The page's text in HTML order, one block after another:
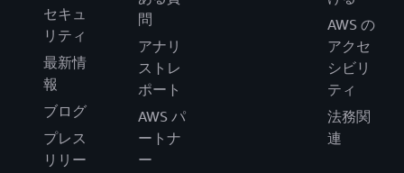
セキュ
リティ
最新情
報
ブログ
プレス
リリー
問
アナリ
ストレ
ポート
AWS パ
ートナ
ー
AWS の
アクセ
シビリ
ティ
法務関
連